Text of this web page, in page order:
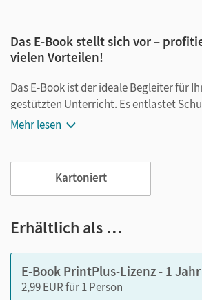
Das E-Book stellt sich vor –
vielen Vorteilen!
Das E-Book ist der ideale Begleiter für
gestützten Unterricht. Es entlastet
Rucksäcke und ist jederzeit
Notizen erstellen
Text ergänzen
im Text suchen
zoomen
Mehr lesen
Kartoniert
Erhältlich als …
E-Book PrintPlus-Lizenz - 1 Jahr
2,99 EUR für 1 Person